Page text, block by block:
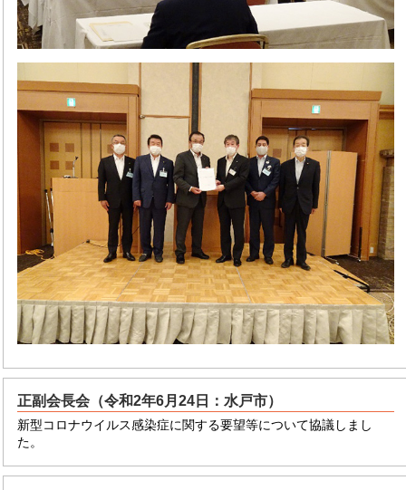
正副会長会（令和2年6月24日：水戸市）
新型コロナウイルス感染症に関する要望等について協議しまし
た。